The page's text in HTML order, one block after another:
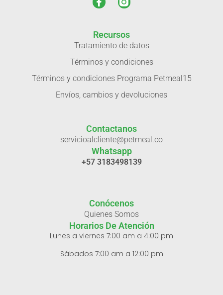
Conócenos
Quienes Somos
Horarios De Atención
Lunes a viernes 7:00 am a 4:00 pm
Sábados 7:00 am a 12:00 pm
Recursos
Tratamiento de datos
Términos y condiciones
Términos y condiciones Programa Petmeal15
Envíos, cambios y devoluciones
Contactanos
servicioalcliente@petmeal.co
Whatsapp
+57 3183498139